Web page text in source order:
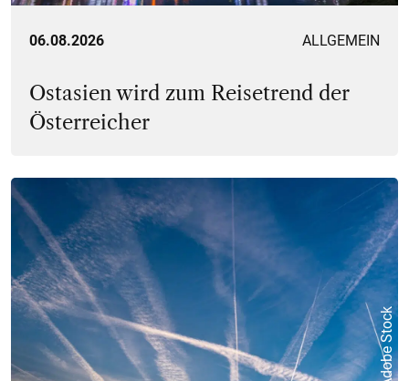
06.08.2026 ALLGEMEIN
Ostasien wird zum Reisetrend der
Österreicher
© Adobe Stock